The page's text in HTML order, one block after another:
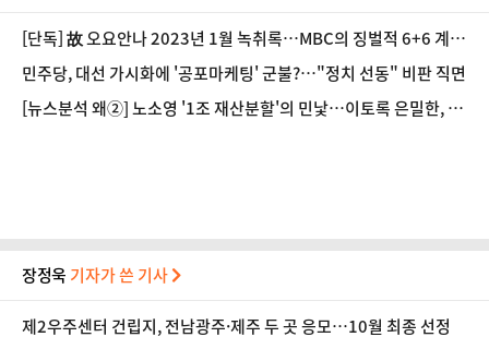
[단독] 故 오요안나 2023년 1월 녹취록…MBC의 징벌적 6+6 계약
조치 '충격'
민주당, 대선 가시화에 '공포마케팅' 군불?…"정치 선동" 비판 직면
[뉴스분석 왜②] 노소영 '1조 재산분할'의 민낯…이토록 은밀한, 그
장정욱 기자가 쓴 기사
제2우주센터 건립지, 전남광주·제주 두 곳 응모…10월 최종 선정